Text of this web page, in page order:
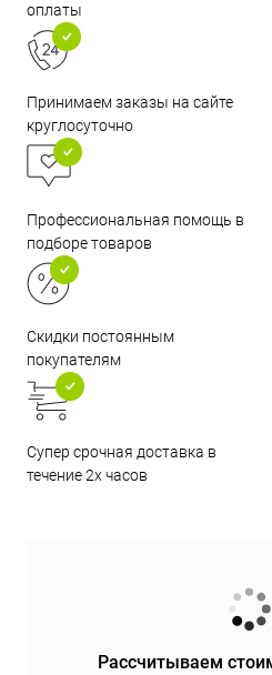
оплаты
Принимаем заказы на сайте
круглосуточно
Профессиональная помощь в
подборе товаров
Скидки постоянным
покупателям
Супер срочная доставка в
течение 2х часов
Рассчитываем